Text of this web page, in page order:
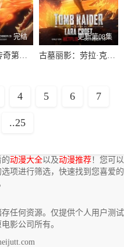
完结
机械之声的传奇第三季
更新第08集
4 5 6 7
..25
的动漫大全以及动漫推荐！您可以
项进行筛选，快速找到您喜爱的
任何资源。仅提供个人用户测试
影公司所有。